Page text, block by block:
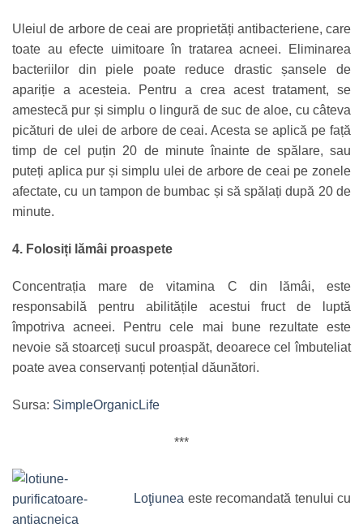
Uleiul de arbore de ceai are proprietăți antibacteriene, care
toate au efecte uimitoare în tratarea acneei. Eliminarea
bacteriilor din piele poate reduce drastic șansele de
apariție a acesteia. Pentru a crea acest tratament, se
amestecă pur și simplu o lingură de suc de aloe, cu câteva
picături de ulei de arbore de ceai. Acesta se aplică pe față
timp de cel puțin 20 de minute înainte de spălare, sau
puteți aplica pur și simplu ulei de arbore de ceai pe zonele
afectate, cu un tampon de bumbac și să spălați după 20 de
minute.
4. Folosiți lămâi proaspete
Concentrația mare de vitamina C din lămâi, este
responsabilă pentru abilitățile acestui fruct de luptă
împotriva acneei. Pentru cele mai bune rezultate este
nevoie să stoarceți sucul proaspăt, deoarece cel îmbuteliat
poate avea conservanți potențial dăunători.
Sursa: SimpleOrganicLife
***
Loţiunea este recomandată tenului cu